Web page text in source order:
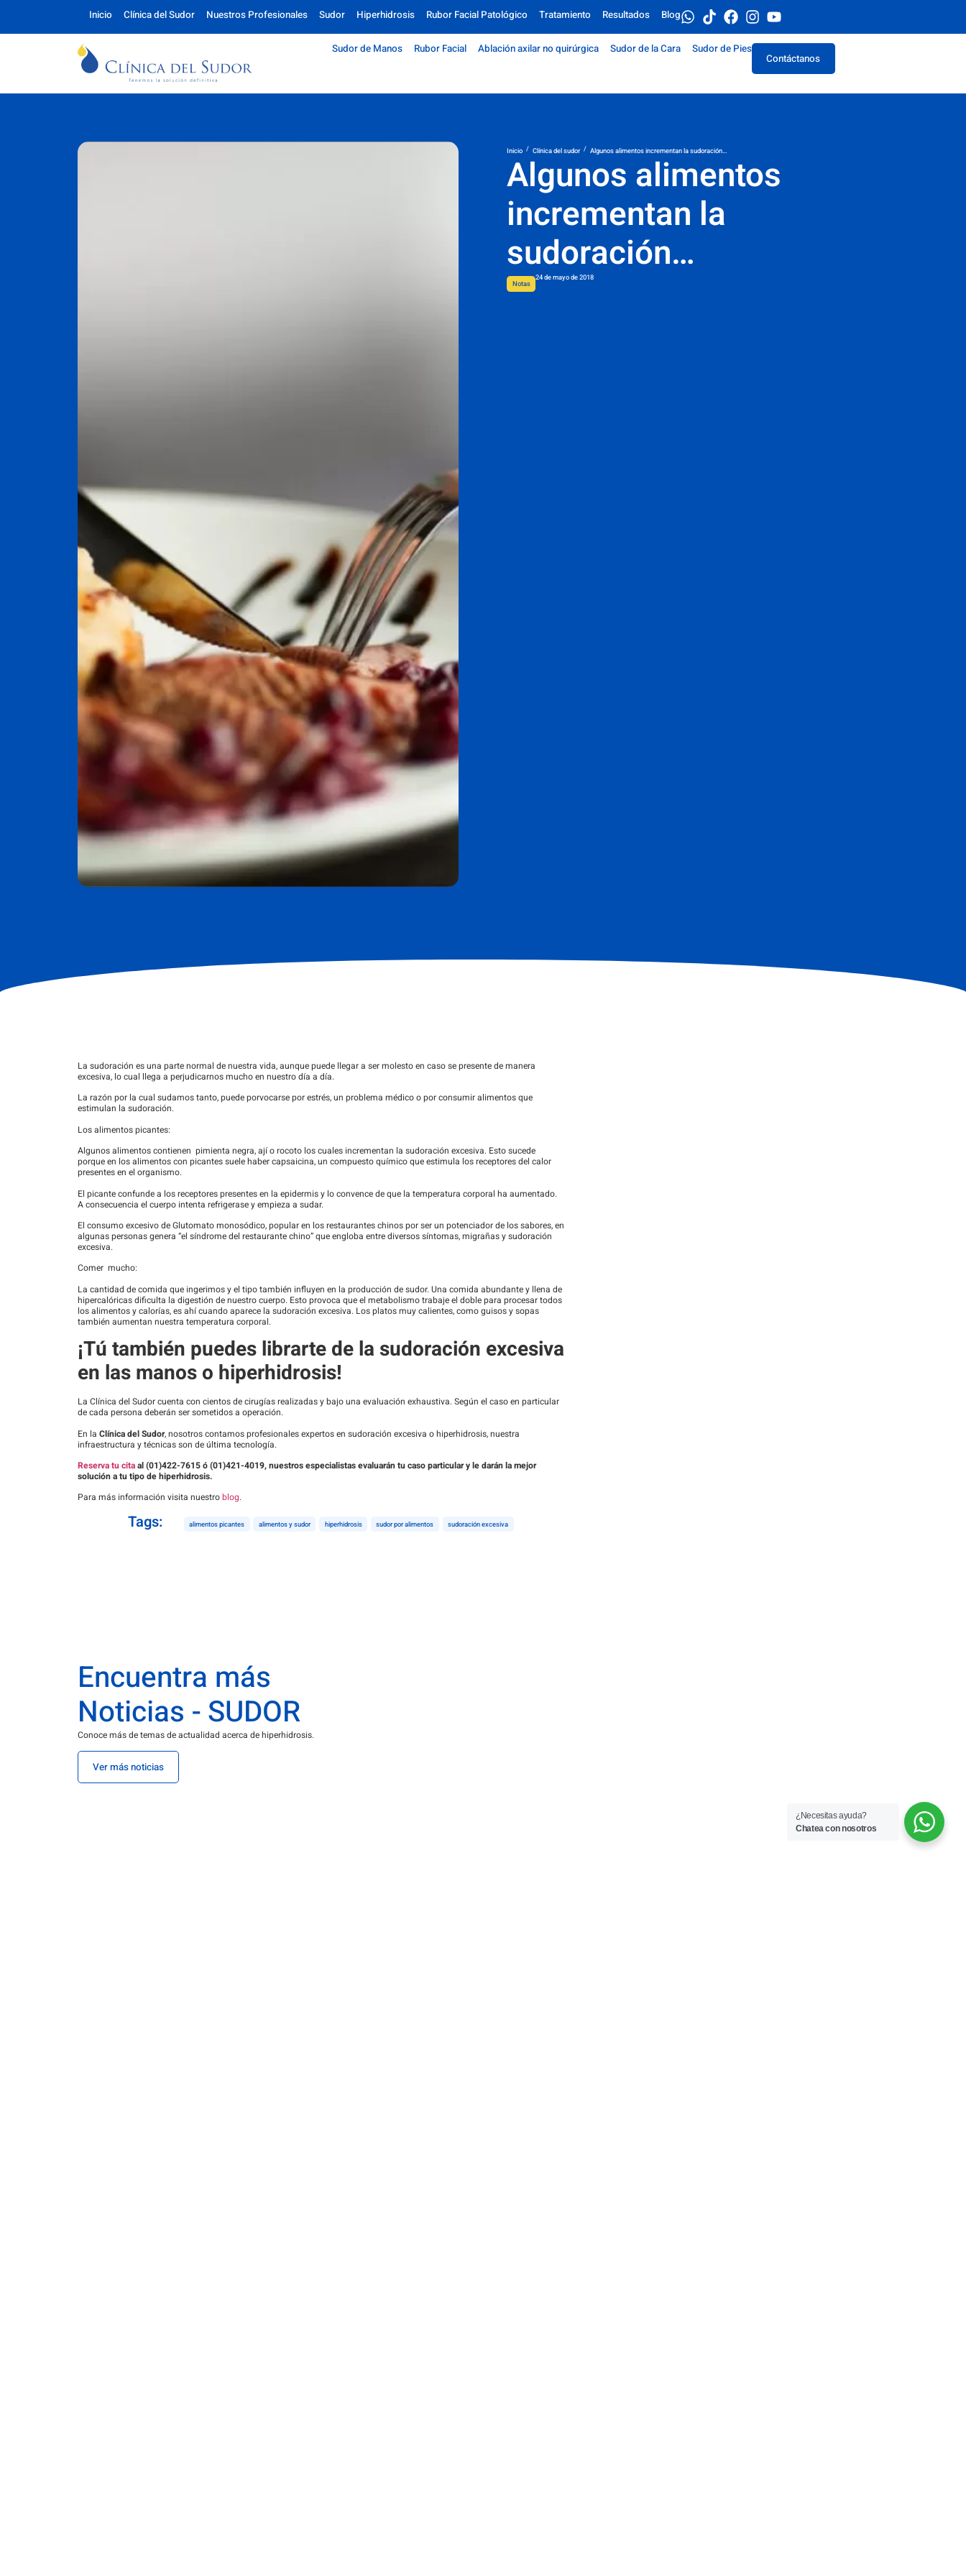
Inicio Clínica del Sudor Nuestros Profesionales Sudor Hiperhidrosis Rubor Facial Patológico Tratamiento Resultados Blog
Sudor de Manos Rubor Facial Ablación axilar no quirúrgica Sudor de la Cara Sudor de Pies
Contáctanos
Inicio / Clínica del sudor / Algunos alimentos incrementan la sudoración…
Algunos alimentos
incrementan la
sudoración…
Notas
24 de mayo de 2018
La sudoración es una parte normal de nuestra vida, aunque puede llegar a ser molesto en caso se presente de manera
excesiva, lo cual llega a perjudicarnos mucho en nuestro día a día.
La razón por la cual sudamos tanto, puede porvocarse por estrés, un problema médico o por consumir alimentos que
estimulan la sudoración.
Los alimentos picantes:
Algunos alimentos contienen pimienta negra, ají o rocoto los cuales incrementan la sudoración excesiva. Esto sucede
porque en los alimentos con picantes suele haber capsaicina, un compuesto químico que estimula los receptores del calor
presentes en el organismo.
El picante confunde a los receptores presentes en la epidermis y lo convence de que la temperatura corporal ha aumentado.
A consecuencia el cuerpo intenta refrigerase y empieza a sudar.
El consumo excesivo de Glutomato monosódico, popular en los restaurantes chinos por ser un potenciador de los sabores, en
algunas personas genera “el síndrome del restaurante chino” que engloba entre diversos síntomas, migrañas y sudoración
excesiva.
Comer mucho:
La cantidad de comida que ingerimos y el tipo también influyen en la producción de sudor. Una comida abundante y llena de
hipercalóricas dificulta la digestión de nuestro cuerpo. Esto provoca que el metabolismo trabaje el doble para procesar todos
los alimentos y calorías, es ahí cuando aparece la sudoración excesiva. Los platos muy calientes, como guisos y sopas
también aumentan nuestra temperatura corporal.
¡Tú también puedes librarte de la sudoración excesiva
en las manos o hiperhidrosis!
La Clínica del Sudor cuenta con cientos de cirugías realizadas y bajo una evaluación exhaustiva. Según el caso en particular
de cada persona deberán ser sometidos a operación.
En la Clínica del Sudor, nosotros contamos profesionales expertos en sudoración excesiva o hiperhidrosis, nuestra
infraestructura y técnicas son de última tecnología.
Reserva tu citaal (01)422-7615 ó (01)421-4019, nuestros especialistas evaluarán tu caso particular y le darán la mejor
solución a tu tipo de hiperhidrosis.
Para más información visita nuestroblog.
Tags: alimentos picantes alimentos y sudor hiperhidrosis sudor por alimentos sudoración excesiva
Encuentra más
Noticias - SUDOR
Conoce más de temas de actualidad acerca de hiperhidrosis.
Ver más noticias
¿Necesitas ayuda?
Chatea con nosotros